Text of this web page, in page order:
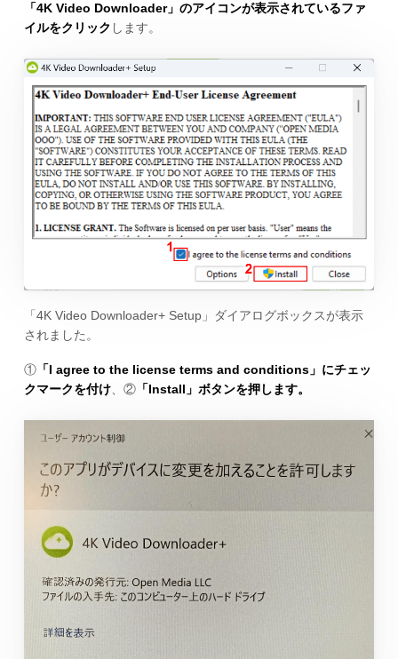
「4K Video Downloader」のアイコンが表示されているファ
イルをクリック します。
「4K Video Downloader+ Setup」ダイアログボックスが表示
されました。
①「I agree to the license terms and conditions」にチェッ
クマークを付け、②「Install」ボタンを押します。